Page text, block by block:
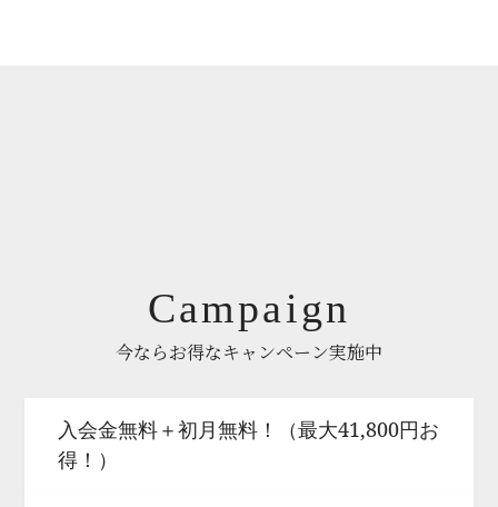
Campaign
今ならお得なキャンペーン実施中
入会金無料＋初月無料！（最大41,800円お
得！）